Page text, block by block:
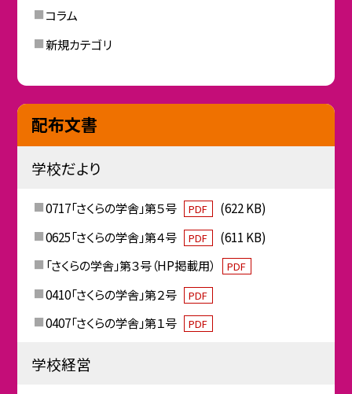
コラム
新規カテゴリ
配布文書
学校だより
0717「さくらの学舎」第５号 PDF
(622 KB)
0625「さくらの学舎」第４号
PDF
(611 KB)
「さくらの学舎」第３号（HP掲載用）
PDF
0410「さくらの学舎」第２号 PDF
0407「さくらの学舎」第１号 PDF
学校経営